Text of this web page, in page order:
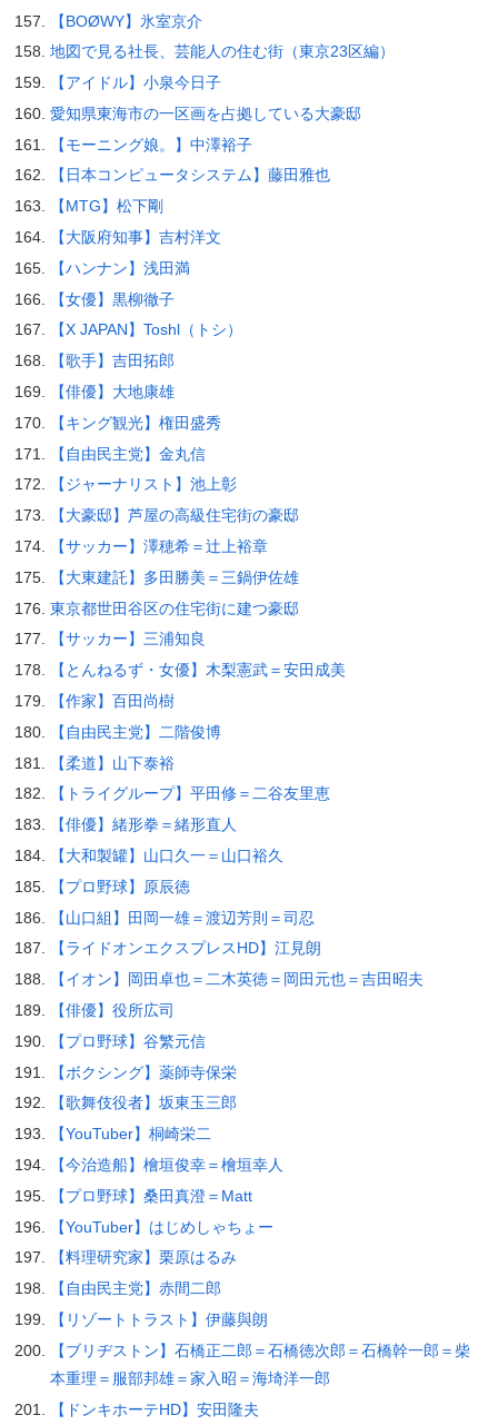
【BOØWY】氷室京介
地図で見る社長、芸能人の住む街（東京23区編）
【アイドル】小泉今日子
愛知県東海市の一区画を占拠している大豪邸
【モーニング娘。】中澤裕子
【日本コンピュータシステム】藤田雅也
【MTG】松下剛
【大阪府知事】吉村洋文
【ハンナン】浅田満
【女優】黒柳徹子
【X JAPAN】Toshl（トシ）
【歌手】吉田拓郎
【俳優】大地康雄
【キング観光】権田盛秀
【自由民主党】金丸信
【ジャーナリスト】池上彰
【大豪邸】芦屋の高級住宅街の豪邸
【サッカー】澤穂希＝辻上裕章
【大東建託】多田勝美＝三鍋伊佐雄
東京都世田谷区の住宅街に建つ豪邸
【サッカー】三浦知良
【とんねるず・女優】木梨憲武＝安田成美
【作家】百田尚樹
【自由民主党】二階俊博
【柔道】山下泰裕
【トライグループ】平田修＝二谷友里恵
【俳優】緒形拳＝緒形直人
【大和製罐】山口久一＝山口裕久
【プロ野球】原辰徳
【山口組】田岡一雄＝渡辺芳則＝司忍
【ライドオンエクスプレスHD】江見朗
【イオン】岡田卓也＝二木英徳＝岡田元也＝吉田昭夫
【俳優】役所広司
【プロ野球】谷繁元信
【ボクシング】薬師寺保栄
【歌舞伎役者】坂東玉三郎
【YouTuber】桐崎栄二
【今治造船】檜垣俊幸＝檜垣幸人
【プロ野球】桑田真澄＝Matt
【YouTuber】はじめしゃちょー
【料理研究家】栗原はるみ
【自由民主党】赤間二郎
【リゾートトラスト】伊藤與朗
【ブリヂストン】石橋正二郎＝石橋徳次郎＝石橋幹一郎＝柴
本重理＝服部邦雄＝家入昭＝海埼洋一郎
【ドンキホーテHD】安田隆夫